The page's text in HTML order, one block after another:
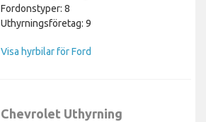
Fordonstyper: 8
Uthyrningsföretag: 9
Visa hyrbilar för Ford
Chevrolet Uthyrning